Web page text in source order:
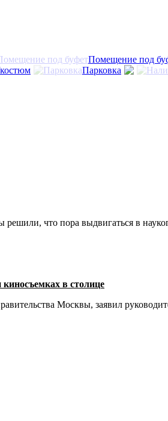
Помещение под
Парковка
что пора выдвигаться в
в столице
Москвы, заявил